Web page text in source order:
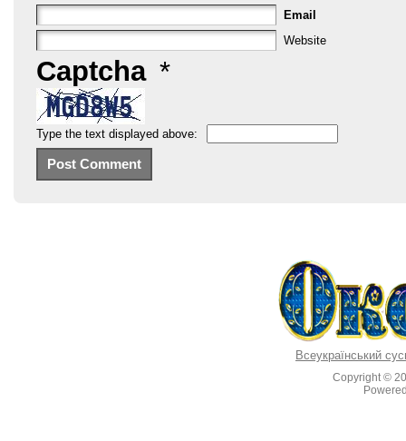
Email
Website
Captcha *
Type the text displayed above:
Всеукраїнський
Copyright ©